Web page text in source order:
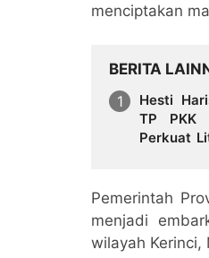
menciptakan
BERITA
Hesti
TP PKK
Perkuat
Pemerintah
menjadi
wilayah Kerinci,